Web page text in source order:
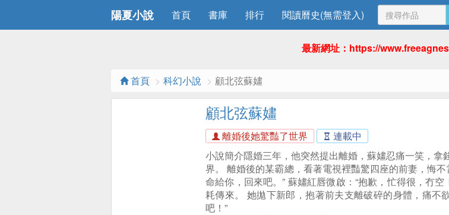
陽夏小說 首頁 書庫 排行 閱讀曆史(無需登入)
最新網址：https://
首頁 科幻小說 顧北弦蘇嫿
顧北弦蘇嫿
離婚後她驚豔了世界
連載中
小說簡介隱婚三年，他突然提出離婚，蘇嫿忍痛一笑，
界。 離婚後的某霸總，看著電視裡豔驚四座的前妻，悔
命給你，回來吧。” 蘇嫿紅唇微啟：“抱歉，忙得很，冇
耗傳來。 她拋下新郎，抱著前夫支離破碎的身體，痛不
吧！”